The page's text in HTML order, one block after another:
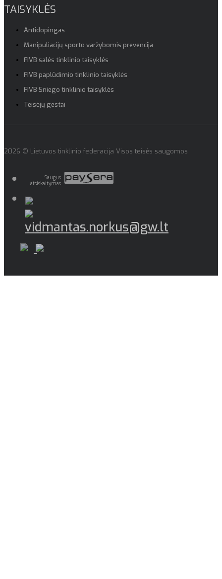
TAISYKLĖS
Antidopingas
Manipuliacijų sporto varžybomis prevencija
FIVB salės tinklinio taisyklės
FIVB paplūdimio tinklinio taisyklės
FIVB Sniego tinklinio taisyklės
Teisėjų gestai
2026 © Lietuvos tinklinio federacija Visos teisės saugomos
Saugus
atsiskaitymas